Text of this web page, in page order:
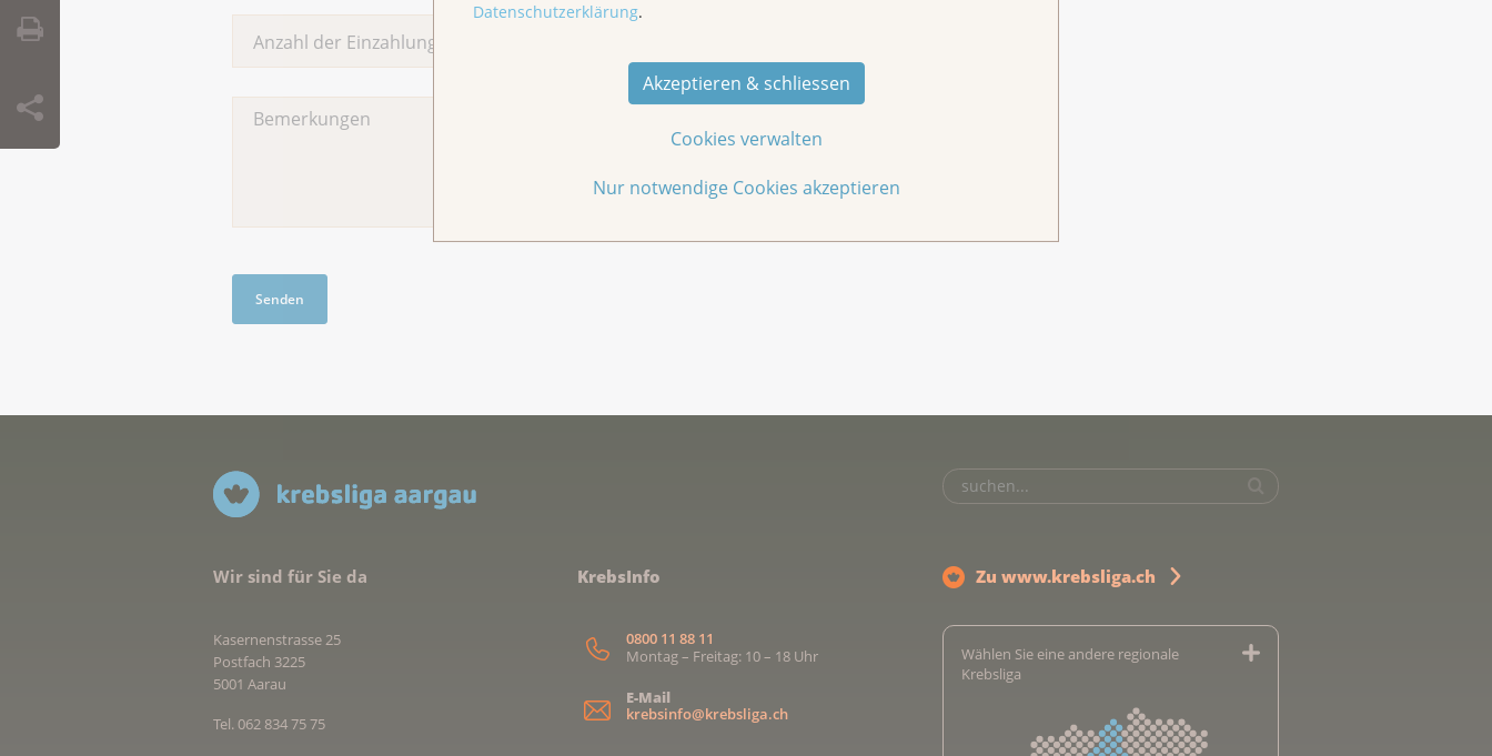
Datenschutzerklärung.
Akzeptieren & schliessen
Cookies verwalten
Nur notwendige Cookies akzeptieren
Wir sind für Sie da
Kasernenstrasse 25
Postfach 3225
5001 Aarau
Tel. 062 834 75 75
KrebsInfo
0800 11 88 11
Montag – Freitag: 10 – 18 Uhr
E-Mail
krebsinfo@krebsliga.ch
Zu www.krebsliga.ch
Wählen Sie eine andere regionale
Krebsliga